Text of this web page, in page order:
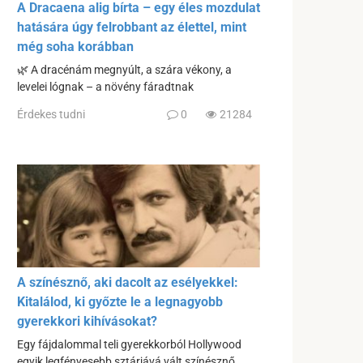
A Dracaena alig bírta – egy éles mozdulat
hatására úgy felrobbant az élettel, mint
még soha korábban
🌿 A dracénám megnyúlt, a szára vékony, a
levelei lógnak – a növény fáradtnak
Érdekes tudni 0 21284
A színésznő, aki dacolt az esélyekkel:
Kitalálod, ki győzte le a legnagyobb
gyerekkori kihívásokat?
Egy fájdalommal teli gyerekkorból Hollywood